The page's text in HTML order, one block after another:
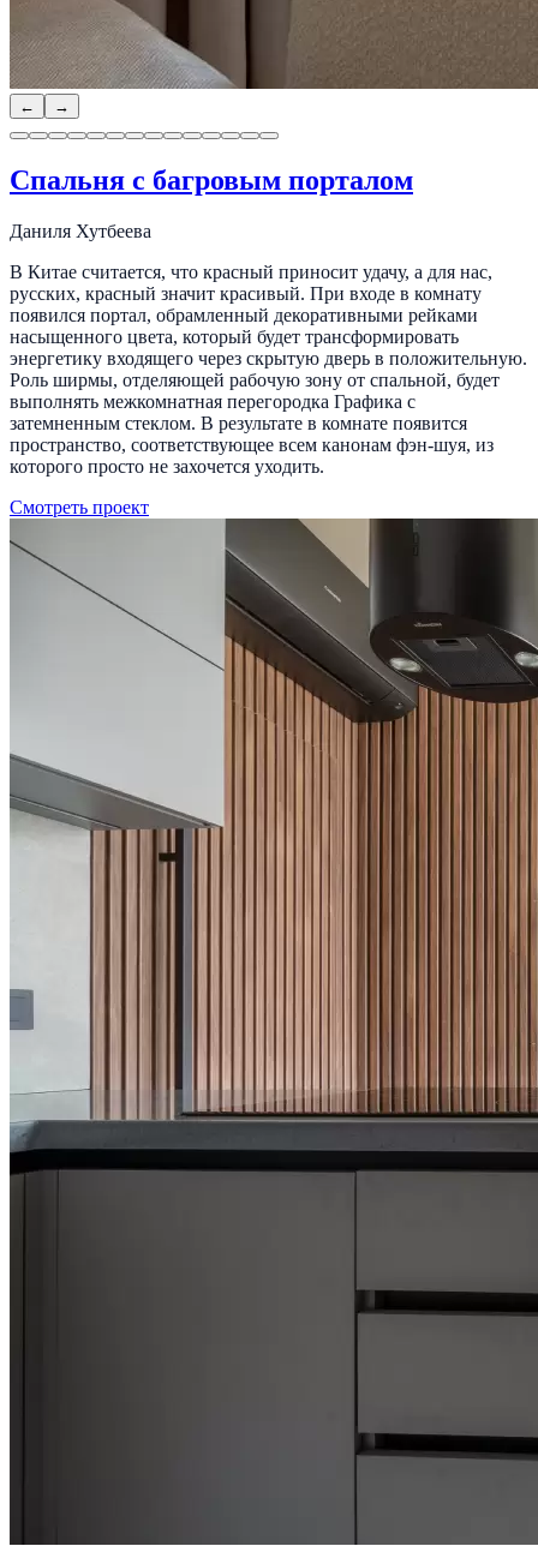
← →
Спальня с багровым порталом
Даниля Хутбеева
В Китае считается, что красный приносит удачу, а для нас,
русских, красный значит красивый. При входе в комнату
появился портал, обрамленный декоративными рейками
насыщенного цвета, который будет трансформировать
энергетику входящего через скрытую дверь в положительную.
Роль ширмы, отделяющей рабочую зону от спальной, будет
выполнять межкомнатная перегородка Графика с
затемненным стеклом. В результате в комнате появится
пространство, соответствующее всем канонам фэн-шуя, из
которого просто не захочется уходить.
Смотреть проект